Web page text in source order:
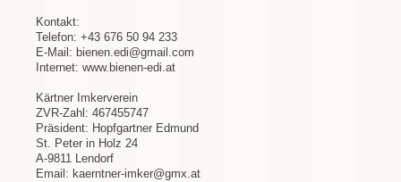
Kontakt:
Telefon: +43 676 50 94 233
E-Mail: bienen.edi@gmail.com
Internet: www.bienen-edi.at
Kärtner Imkerverein
ZVR-Zahl: 467455747
Präsident: Hopfgartner Edmund
St. Peter in Holz 24
A-9811 Lendorf
Email: kaerntner-imker@gmx.at